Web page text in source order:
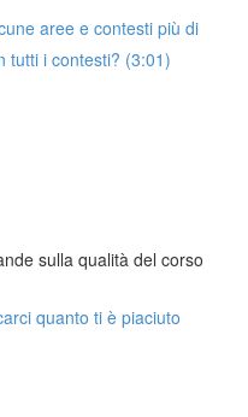
aree e contesti più di
tutti i contesti? (3:01)
sulla qualità del corso
quanto ti è piaciuto